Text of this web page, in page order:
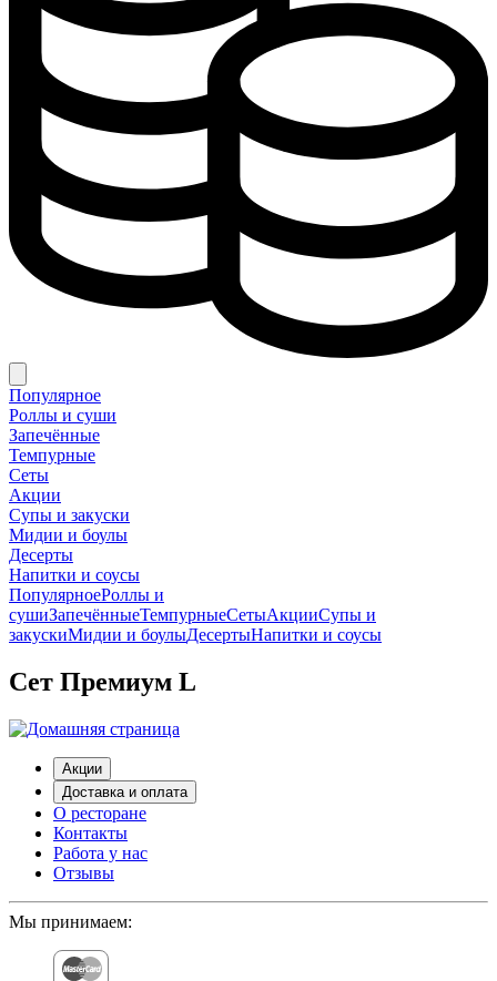
Популярное
Роллы и суши
Запечённые
Темпурные
Сеты
Акции
Супы и закуски
Мидии и боулы
Десерты
Напитки и соусы
ПопулярноеРоллы и
сушиЗапечённыеТемпурныеСетыАкцииСупы и
закускиМидии и боулыДесертыНапитки и соусы
Сет Премиум L
Акции
Доставка и оплата
О ресторане
Контакты
Работа у нас
Отзывы
Мы принимаем: